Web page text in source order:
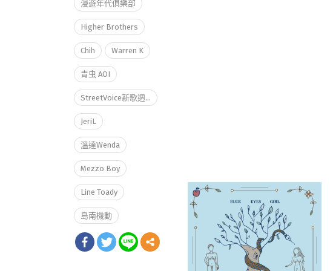
漫遊年代俱樂部
Higher Brothers
Chih Warren K
青虫 AOI
StreetVoice新歌週報
JeriL
溫達Wenda
Mezzo Boy
Line Toady
島南機動